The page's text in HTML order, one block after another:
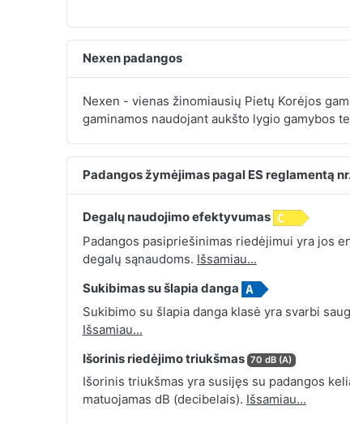
Nexen padangos
Nexen - vienas žinomiausių Pietų Korėjos
gaminamos naudojant aukšto lygio gamybos
Padangos žymėjimas pagal ES reglamentą
Degalų naudojimo efektyvumas
Padangos pasipriešinimas riedėjimui yra jos
degalų sąnaudoms. Išsamiau...
Sukibimas su šlapia danga
Sukibimo su šlapia danga klasė yra svarbi
Išsamiau...
Išorinis riedėjimo triukšmas 70 dB (A)
Išorinis triukšmas yra susijęs su padangos
matuojamas dB (decibelais). Išsamiau...